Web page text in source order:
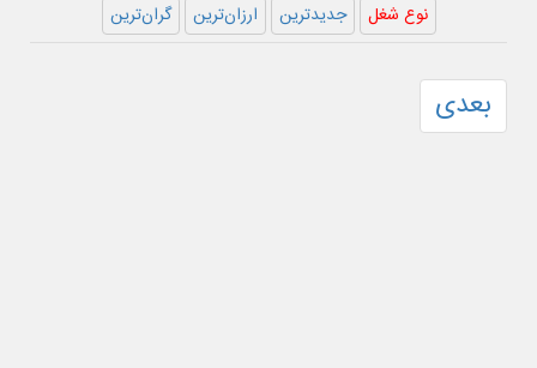
نوع شغل جدیدترین ارزان‌ترین گران‌ترین
بعدی